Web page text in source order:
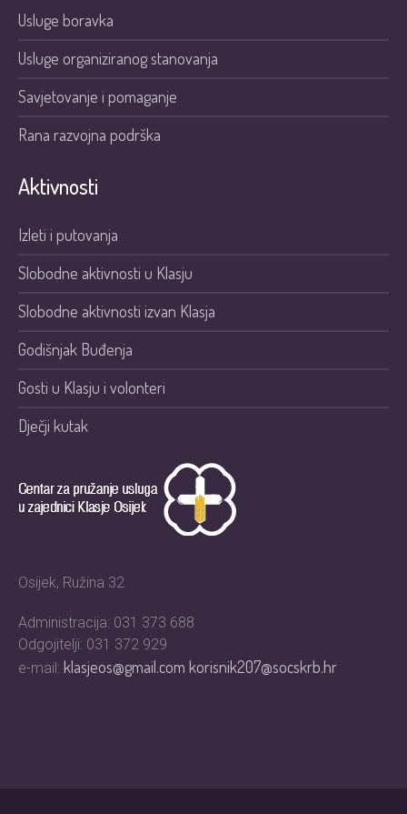
Usluge boravka
Usluge organiziranog stanovanja
Savjetovanje i pomaganje
Rana razvojna podrška
Aktivnosti
Izleti i putovanja
Slobodne aktivnosti u Klasju
Slobodne aktivnosti izvan Klasja
Godišnjak Buđenja
Gosti u Klasju i volonteri
Dječji kutak
Osijek, Ružina 32
Administracija: 031 373 688
Odgojitelji: 031 372 929
e-mail: klasjeos@gmail.comkorisnik207@socskrb.hr